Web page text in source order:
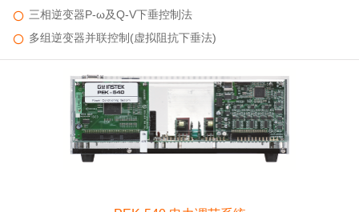
三相逆变器P-ω及Q-V下垂控制法
多组逆变器并联控制(虚拟阻抗下垂法)